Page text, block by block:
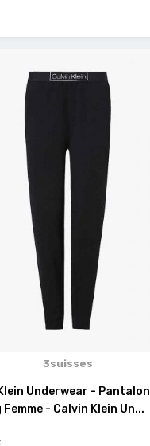
3suisses
Underwear - Pantalon
- Calvin Klein Un...